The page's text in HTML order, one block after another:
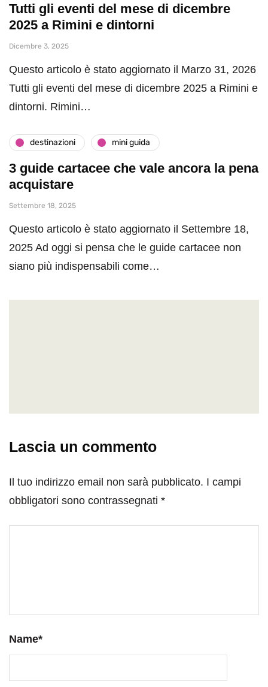
Tutti gli eventi del mese di dicembre
2025 a Rimini e dintorni
Dicembre 3, 2025
Questo articolo è stato aggiornato il Marzo 31, 2026
Tutti gli eventi del mese di dicembre 2025 a Rimini e
dintorni. Rimini…
destinazioni mini guida
3 guide cartacee che vale ancora la pena
acquistare
Settembre 18, 2025
Questo articolo è stato aggiornato il Settembre 18,
2025 Ad oggi si pensa che le guide cartacee non
siano più indispensabili come…
Lascia un commento
Il tuo indirizzo email non sarà pubblicato. I campi
obbligatori sono contrassegnati *
Name*